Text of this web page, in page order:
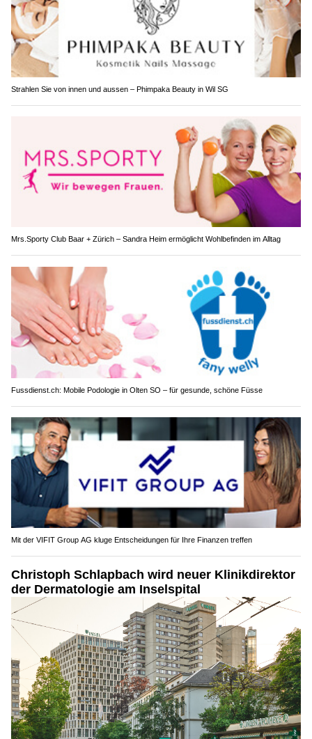
Strahlen Sie von innen und aussen – Phimpaka Beauty in Wil SG
Mrs.Sporty Club Baar + Zürich – Sandra Heim ermöglicht Wohlbefinden im Alltag
Fussdienst.ch: Mobile Podologie in Olten SO – für gesunde, schöne Füsse
Mit der VIFIT Group AG kluge Entscheidungen für Ihre Finanzen treffen
Christoph Schlapbach wird neuer Klinikdirektor
der Dermatologie am Inselspital